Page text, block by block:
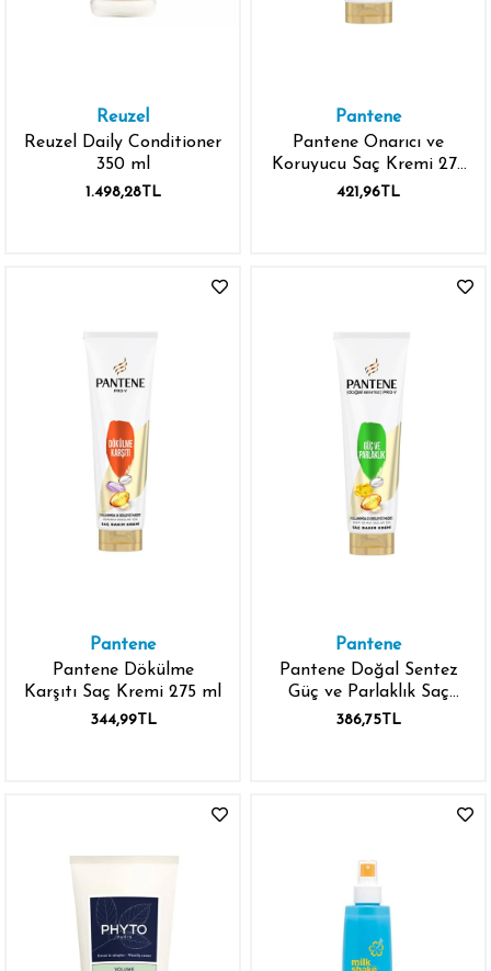
Reuzel
Reuzel Daily Conditioner
350 ml
1.498,28TL
Pantene
Pantene Onarıcı ve
Koruyucu Saç Kremi 275
ml
421,96TL
Pantene
Pantene Dökülme
Karşıtı Saç Kremi 275 ml
344,99TL
Pantene
Pantene Doğal Sentez
Güç ve Parlaklık Saç
Kremi 275 ml
386,75TL